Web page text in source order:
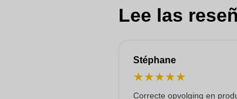
Lee las
Stéphane
★★★★★
Correcte opvolging en